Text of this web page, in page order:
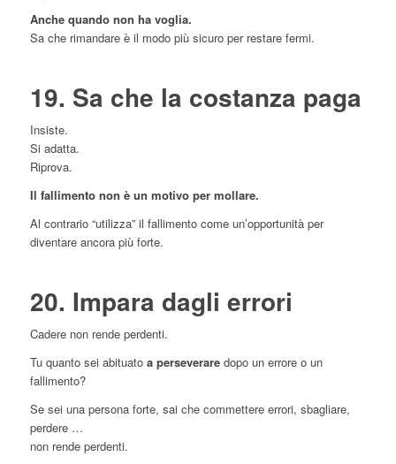
Anche quando non ha voglia.
Sa che rimandare è il modo più sicuro per restare fermi.
19. Sa che la costanza paga
Insiste.
Si adatta.
Riprova.
Il fallimento non è un motivo per mollare.
Al contrario “utilizza” il fallimento come un’opportunità per
diventare ancora più forte.
20. Impara dagli errori
Cadere non rende perdenti.
Tu quanto sei abituato a perseveraredopo un errore o un
fallimento?
Se sei una persona forte, sai che commettere errori, sbagliare,
perdere …
non rende perdenti.